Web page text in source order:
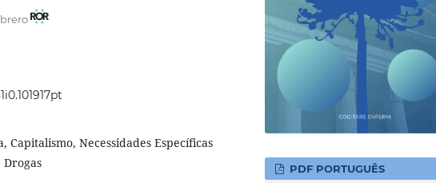
Capitalismo, Necessidades Específicas
PDF PORTUGUÊS